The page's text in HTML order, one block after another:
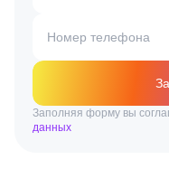
Номер телефона
Заполняя форму вы
данных